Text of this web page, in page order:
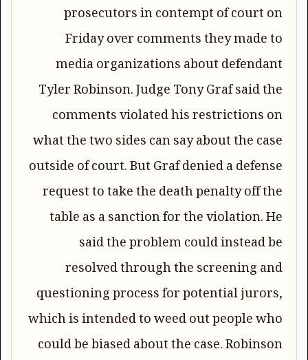
prosecutors in contempt of court on
Friday over comments they made to
media organizations about defendant
Tyler Robinson. Judge Tony Graf said the
comments violated his restrictions on
what the two sides can say about the case
outside of court. But Graf denied a defense
request to take the death penalty off the
table as a sanction for the violation. He
said the problem could instead be
resolved through the screening and
questioning process for potential jurors,
which is intended to weed out people who
could be biased about the case. Robinson